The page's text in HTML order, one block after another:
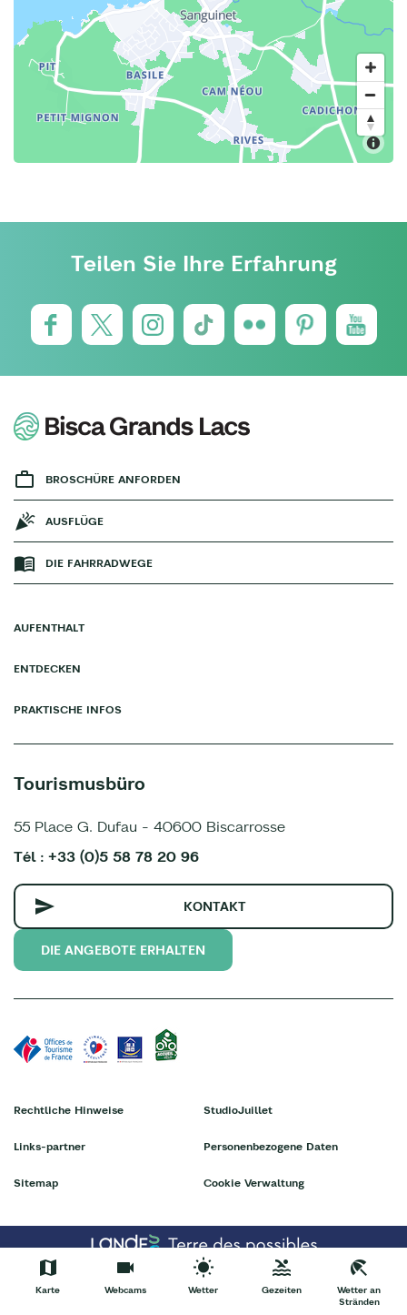
Teilen Sie Ihre Erfahrung
BROSCHÜRE ANFORDEN
AUSFLÜGE
DIE FAHRRADWEGE
AUFENTHALT
ENTDECKEN
PRAKTISCHE INFOS
Tourismusbüro
55 Place G. Dufau - 40600 Biscarrosse
Tél : +33 (0)5 58 78 20 96
KONTAKT
DIE ANGEBOTE ERHALTEN
Rechtliche Hinweise
Links-partner
Sitemap
StudioJuillet
Personenbezogene Daten
Cookie Verwaltung
Karte Webcams Wetter Gezeiten
Wetter an
Stränden